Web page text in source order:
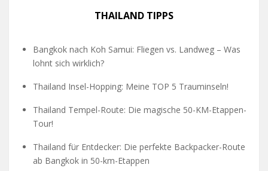
THAILAND TIPPS
Bangkok nach Koh Samui: Fliegen vs. Landweg – Was
lohnt sich wirklich?
Thailand Insel-Hopping: Meine TOP 5 Trauminseln!
Thailand Tempel-Route: Die magische 50-KM-Etappen-
Tour!
Thailand für Entdecker: Die perfekte Backpacker-Route
ab Bangkok in 50-km-Etappen